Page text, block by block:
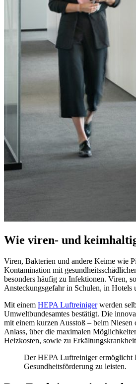
Wie viren- und
Viren, Bakterien und andere Keime wie
Kontamination mit
besonders häufig zu Infektionen. Viren,
Ansteckungsgefahr in Schulen, in Hotels
Mit einem HEPA Luftreinigerwerden
Umweltbundesamtes bestätigt. Die
mit einem kurzen Ausstoß – beim
Anlass, über die maximalen
Heizkosten, sowie zu
Der HEPA Luftreiniger ermöglicht
Gesundheitsförderung zu leisten.